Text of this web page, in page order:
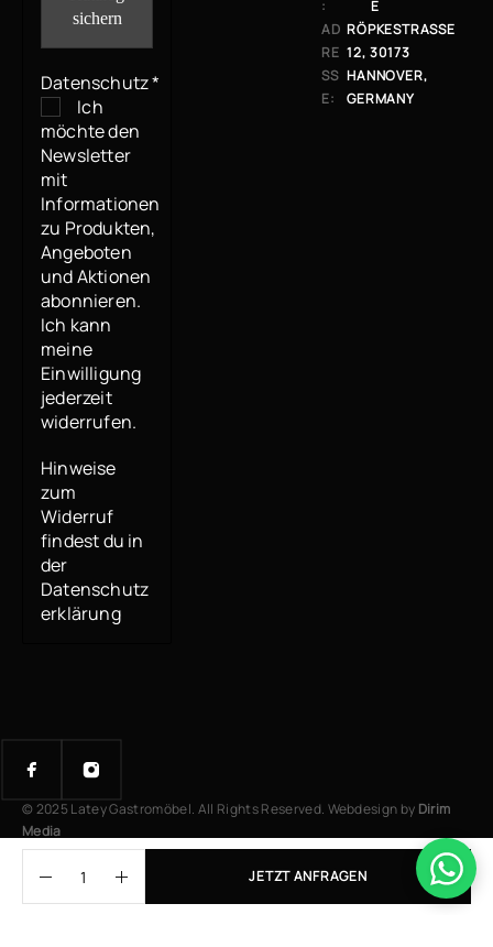
JETZT ANFRAGEN
Datenschutz*
Ich
möchte den
Newsletter
mit
Informationen
zu Produkten,
Angeboten
und Aktionen
abonnieren.
Ich kann
meine
Einwilligung
jederzeit
widerrufen.
Hinweise
zum
Widerruf
findest du in
der
Datenschutz
erklärung
:
E
AD
RE
SS
E:
RÖPKESTRASSE 1
2, 30173 H
ANNOVER, G
ERMANY
© 2025 Latey Gastromöbel. All Rights Reserved. Webdesign by Dirim
Media